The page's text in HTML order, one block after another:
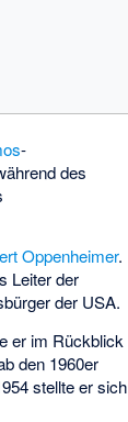
-
des
Oppenheimer.
Leiter der
der USA.
er im Rückblick
den 1960er
stellte er sich